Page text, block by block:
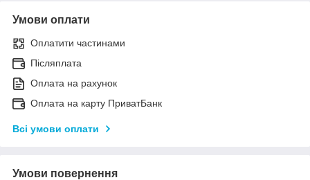
Умови оплати
Оплатити частинами
Післяплата
Оплата на рахунок
Оплата на карту ПриватБанк
Всі умови оплати
Умови повернення